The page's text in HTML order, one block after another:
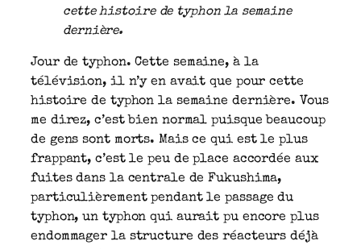
cette histoire de typhon la semaine
dernière.
Jour de typhon. Cette semaine, à la
télévision, il n’y en avait que pour cette
histoire de typhon la semaine dernière. Vous
me direz, c’est bien normal puisque beaucoup
de gens sont morts. Mais ce qui est le plus
frappant, c’est le peu de place accordée aux
fuites dans la centrale de Fukushima,
particulièrement pendant le passage du
typhon, un typhon qui aurait pu encore plus
endommager la structure des réacteurs déjà